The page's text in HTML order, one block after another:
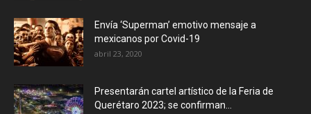
Envía ‘Superman’ emotivo mensaje a
mexicanos por Covid-19
abril 23, 2020
Presentarán cartel artístico de la Feria de
Querétaro 2023; se confirman...